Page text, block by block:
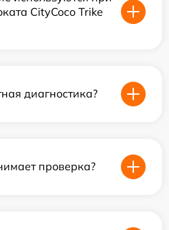
CityCoco Trike
диагностика?
проверка?